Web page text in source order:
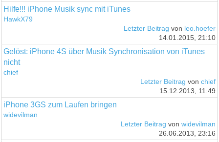
Hilfe!!! iPhone Musik sync mit iTunes
HawkX79
Letzter Beitrag von leo.hoefer
14.01.2015, 21:10
Gelöst: iPhone 4S über Musik Synchronisation von iTunes
nicht
chief
Letzter Beitrag von chief
15.12.2013, 11:49
iPhone 3GS zum Laufen bringen
widevilman
Letzter Beitrag von widevilman
26.06.2013, 23:16